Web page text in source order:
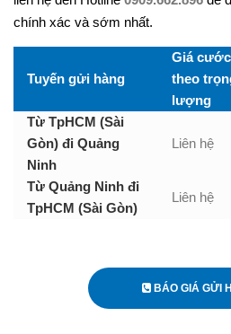
chính xác và sớm nhất.
Tuyến gửi hàng
Giá
theo
lượng
Từ TpHCM (Sài
Gòn) đi Quảng
Ninh
Liên hệ
Từ Quảng Ninh đi
TpHCM (Sài Gòn)
Liên hệ
BÁO GIÁ GỬI